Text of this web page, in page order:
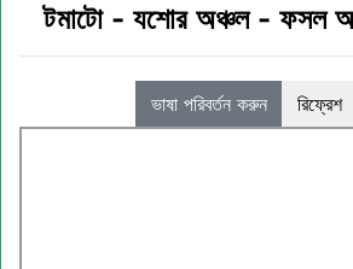
টমাটো -যশোর অঞ্চল-ফসল
ভাষা পরিবর্তন করুন রিফ্রেশ